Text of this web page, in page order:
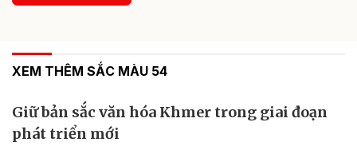
XEM THÊM SẮC MÀU 54
Giữ bản sắc văn hóa Khmer trong giai đoạn
phát triển mới